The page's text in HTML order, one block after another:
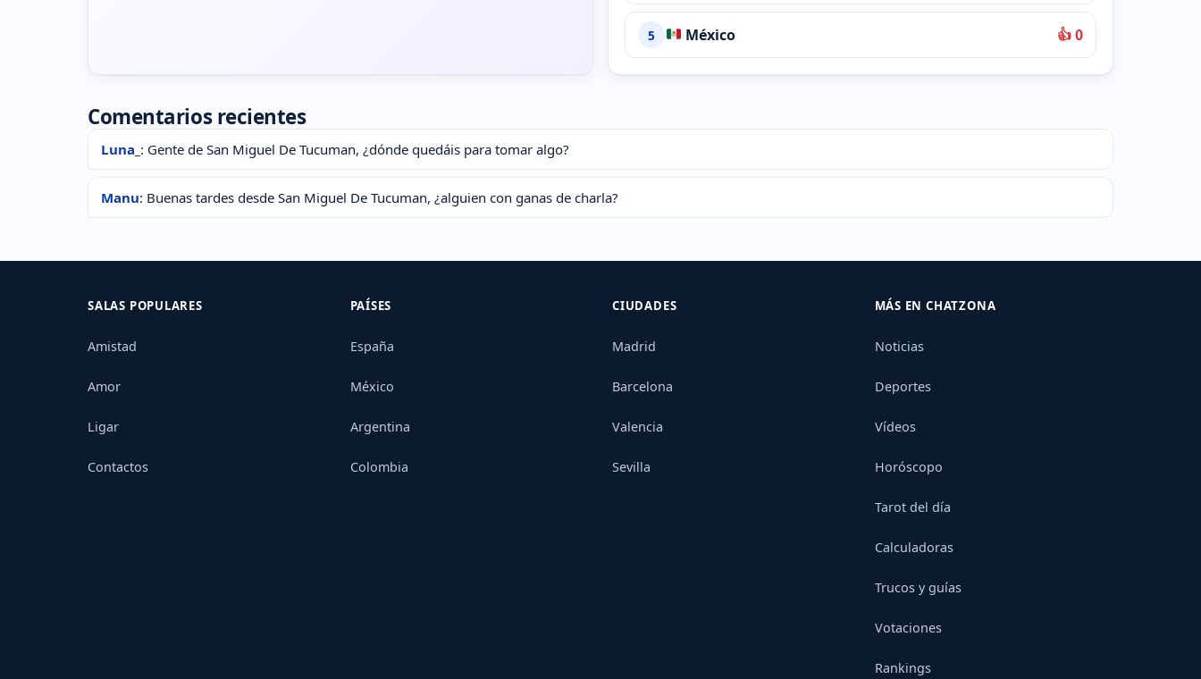
5 México 👍 0
Comentarios recientes
Luna_ : Gente de San Miguel De Tucuman, ¿dónde quedáis para tomar algo?
Manu: Buenas tardes desde San Miguel De Tucuman, ¿alguien con ganas de charla?
SALAS POPULARES
Amistad
Amor
Ligar
Contactos
PAÍSES
España
México
Argentina
Colombia
CIUDADES
Madrid
Barcelona
Valencia
Sevilla
MÁS EN CHATZONA
Noticias
Deportes
Vídeos
Horóscopo
Tarot del día
Calculadoras
Trucos y guías
Votaciones
Rankings